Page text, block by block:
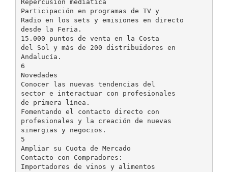
Repercusión mediática
Participación en programas de TV y
Radio en los sets y emisiones en directo
desde la Feria.
15.000 puntos de venta en la Costa
del Sol y más de 200 distribuidores en
Andalucía.
6
Novedades
Conocer las nuevas tendencias del
sector e interactuar con profesionales
de primera línea.
Fomentando el contacto directo con
profesionales y la creación de nuevas
sinergias y negocios.
5
Ampliar su Cuota de Mercado
Contacto con Compradores:
Importadores de vinos y alimentos